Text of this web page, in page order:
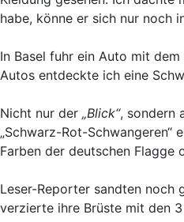
habe, könne er sich nur noch
In Basel fuhr ein Auto mit
Autos entdeckte ich eine
Nicht nur der „Blick“, sondern
„Schwarz-Rot-
Farben der deutschen Flagge
Leser-Reporter sandten noch
verzierte ihre Brüste mit den